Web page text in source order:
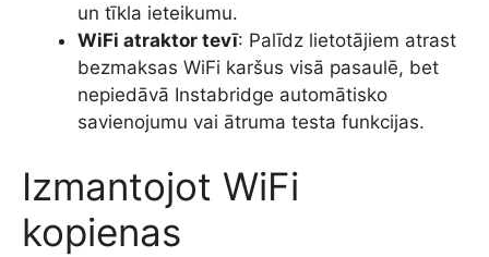
un tīkla ieteikumu.
WiFi atraktor tevī: Palīdz lietotājiem atrast
bezmaksas WiFi karšus visā pasaulē, bet
nepiedāvā Instabridge automātisko
savienojumu vai ātruma testa funkcijas.
Izmantojot WiFi
kopienas